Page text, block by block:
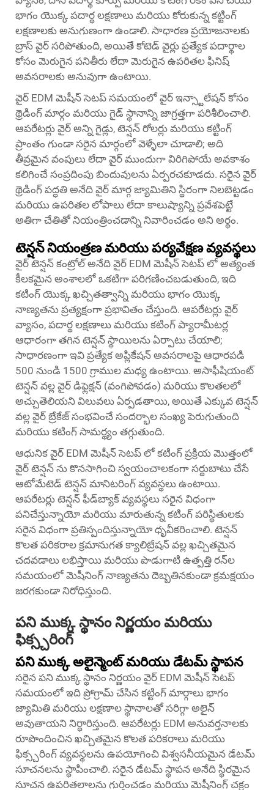
భాగం యొక్క పదార్థ లక్షణాలు మరియు కోరుకున్న కట్టింగ్
లక్షణాలకు అనుగుణంగా ఉండాలి. సాధారణ ప్రయోజనాలకు
బ్రాస్ వైర్ సరిపోతుంది, అయితే కోటెడ్ వైర్లు ప్రత్యేక పదార్థాల
కోసం మెరుగైన పనితీరు లేదా మెరుగైన ఉపరితల ఫినిష్
అవసరాలకు అనువుగా ఉంటాయి.
వైర్ EDM మెషీన్ సెటప్ సమయంలో వైర్ ఇన్స్టాలేషన్ కోసం
థ్రెడింగ్ మార్గం మరియు గైడ్ స్థానాన్ని జాగ్రత్తగా పరిశీలించాలి.
ఆపరేటర్లు వైర్ అన్ని గైడ్లు, టెన్షన్ రోలర్లు మరియు కట్టింగ్
ప్రాంతం గుండా సరైన మార్గంలో వెళ్ళేలా చూడాలి; అది
తీవ్రమైన వంపులు లేదా వైర్ ముందుగా విరిగిపోయే అవకాశం
కలిగించే సంప్రదింపు బిందువులను ఏర్పరచకూడదు. సరైన వైర్
థ్రెడింగ్ పద్ధతి అనేది వైర్ మార్గ జ్యామితిని స్థిరంగా నిలబెట్టడం
మరియు ఉపరితల లోపాలు లేదా కాలుష్యాన్ని ప్రవేశపెట్టే
అతిగా చేతితో నియంత్రించడాన్ని నివారించడం అని అర్థం.
టెన్షన్ నియంత్రణ మరియు పర్యవేక్షణ వ్యవస్థలు
వైర్ టెన్షన్ కంట్రోల్ అనేది వైర్ EDM మెషీన్ సెటప్ లో అత్యంత
కీలకమైన అంశాలలో ఒకటిగా పరిగణించబడుతుంది, ఇది
కటింగ్ యొక్క ఖచ్చితత్వాన్ని మరియు భాగం యొక్క
నాణ్యతను ప్రత్యక్షంగా ప్రభావితం చేస్తుంది. ఆపరేటర్లు వైర్
వ్యాసం, పదార్థ లక్షణాలు మరియు కటింగ్ ప్యారామీటర్ల
ఆధారంగా తగిన టెన్షన్ స్థాయిలను ఏర్పాటు చేయాలి;
సాధారణంగా ఇవి ప్రత్యేక అప్లికేషన్ అవసరాలపై ఆధారపడి
500 నుండి 1500 గ్రాముల మధ్య ఉంటాయి. అసాఫీషియంట్
టెన్షన్ వల్ల వైర్ డిఫ్లెక్షన్ (వంగిపోవడం) మరియు కొలతలలో
అచ్చుతెలియని విలువలు ఏర్పడతాయి, అయితే ఎక్కువ టెన్షన్
వల్ల వైర్ బ్రేకేజ్ సంభవించే సందర్భాల సంఖ్య పెరుగుతుంది
మరియు కటింగ్ సామర్థ్యం తగ్గుతుంది.
ఆధునిక వైర్ EDM మెషీన్ సెటప్ లో కటింగ్ ప్రక్రియ మొత్తంలో
వైర్ టెన్షన్ ను కొనసాగించి స్వయంచాలకంగా సర్దుబాటు చేసే
ఆటోమేటెడ్ టెన్షన్ మానిటరింగ్ వ్యవస్థలు ఉంటాయి.
ఆపరేటర్లు టెన్షన్ ఫీడ్‌బ్యాక్ వ్యవస్థలు సరైన విధంగా
పనిచేస్తున్నాయో మరియు మారుతున్న కటింగ్ పరిస్థితులకు
సరైన విధంగా ప్రతిస్పందిస్తున్నాయో ధృవీకరించాలి. టెన్షన్
కొలత పరికరాల క్రమానుగత క్యాలిబ్రేషన్ వల్ల ఖచ్చితమైన
చదవడాలు లభిస్తాయి మరియు పొడుగాటి ఉత్పత్తి రన్‌ల
సమయంలో మెషీనింగ్ నాణ్యతను దెబ్బతినకుండా క్రమక్షయం
జరగకుండా నిరోధిస్తుంది.
పని ముక్క స్థానం నిర్ణయం మరియు
ఫిక్స్చరింగ్
పని ముక్క అలైన్మెంట్ మరియు డేటమ్ స్థాపన
సరైన పని ముక్క స్థానం నిర్ణయం వైర్ EDM మెషీన్ సెటప్
సమయంలో ఇది ప్రోగ్రామ్ చేసిన కట్టింగ్ మార్గాలు భాగం
జ్యామితి మరియు లక్షణాల స్థానాలతో సరిగ్గా అలైన్
అవుతాయని నిర్ధారిస్తుంది. ఆపరేటర్లు EDM అనువర్తనాలకు
రూపొందించిన ఖచ్చితమైన కొలత పరికరాలు మరియు
ఫిక్స్చరింగ్ వ్యవస్థలను ఉపయోగించి విశ్వసనీయమైన డేటమ్
సూచనలను స్థాపించాలి. సరైన డేటమ్ స్థాపన అనేది స్థిరమైన
సూచన ఉపరితలాలను గుర్తించడం మరియు మెషీనింగ్ చక్రం